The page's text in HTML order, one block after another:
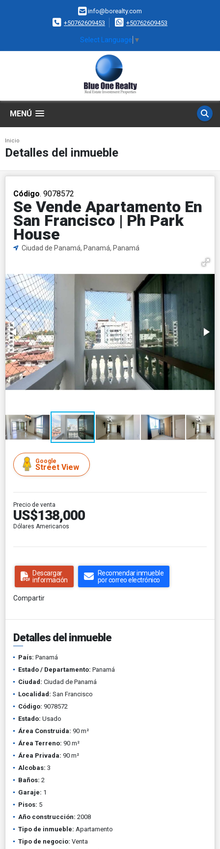
info@borealty.com
+50762609453
+50762609453
Select Language ▼
MENÚ
Inicio
Detalles del inmueble
Código. 9078572
Se Vende Apartamento En
San Francisco | Ph Park
House
Ciudad de Panamá, Panamá, Panamá
Google
Street View
Precio de venta
US$138,000
Dólares Americanos
Descargar
información
Recomendar inmueble
por correo electrónico
Compartir
Detalles del inmueble
País: Panamá
Estado / Departamento: Panamá
Ciudad: Ciudad de Panamá
Localidad: San Francisco
Código: 9078572
Estado: Usado
Área Construida: 90 m²
Área Terreno: 90 m²
Área Privada: 90 m²
Alcobas: 3
Baños: 2
Garaje: 1
Pisos: 5
Año construcción: 2008
Tipo de inmueble: Apartamento
Tipo de negocio: Venta